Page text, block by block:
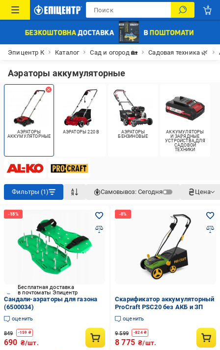
Эпицентр К Каталог Сад и огород 🏡 Садовая техника 🌿
Аэраторы аккумуляторные
АЭРАТОРЫ
АККУМУЛЯТОРНЫЕ
АЭРАТОРЫ 220 В
АЭРАТОРЫ
БЕНЗИНОВЫЕ
АККУМУЛЯТОРЫ
И ЗАРЯДНЫЕ
УСТРОЙСТВА ДЛЯ
САДОВОЙ
ТЕХНИКИ
Фильтры (1) Самовывоз: Сегодня Цена
Бесплатная доставка
в почтоматы Эпицентр
Сандали-аэраторы для газона
(6500034)
оценить
849 -159 ₴
690 ₴/шт.
Скарификатор аккумуляторный
ProCraft PSC20 без АКБ и ЗП
оценить
9 599 -824₴
8 775 ₴/шт.